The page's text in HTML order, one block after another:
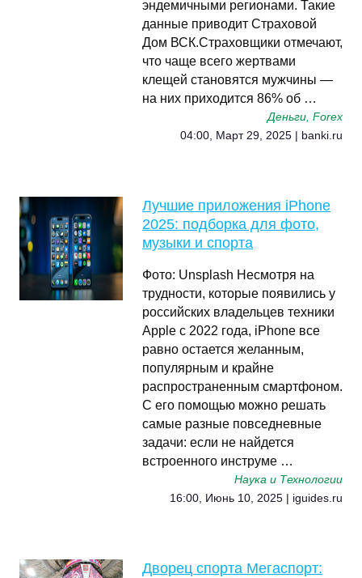
эндемичными регионами. Такие
данные приводит Страховой
Дом ВСК.Страховщики отмечают,
что чаще всего жертвами
клещей становятся мужчины —
на них приходится 86% об …
Деньги, Forex
04:00, Март 29, 2025 | banki.ru
Лучшие приложения iPhone
2025: подборка для фото,
музыки и спорта
Фото: Unsplash Несмотря на
трудности, которые появились у
российских владельцев техники
Apple с 2022 года, iPhone все
равно остается желанным,
популярным и крайне
распространенным смартфоном.
С его помощью можно решать
самые разные повседневные
задачи: если не найдется
встроенного инструме …
Наука и Технологии
16:00, Июнь 10, 2025 | iguides.ru
Дворец спорта Мегаспорт: